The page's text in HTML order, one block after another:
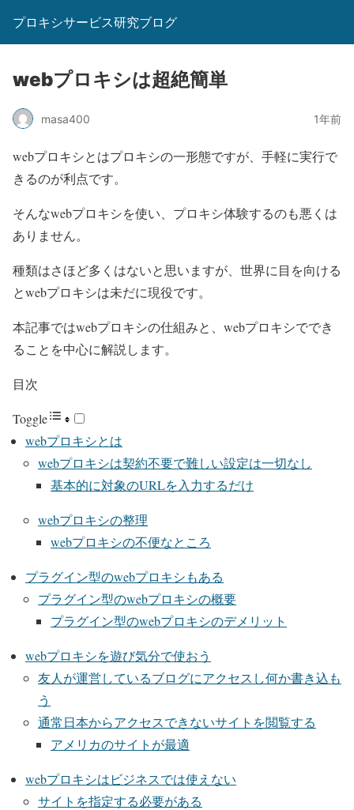
プロキシサービス研究ブログ
webプロキシは超絶簡単
masa400 1年前
webプロキシとはプロキシの一形態ですが、手軽に実行で
きるのが利点です。
そんなwebプロキシを使い、プロキシ体験するのも悪くは
ありません。
種類はさほど多くはないと思いますが、世界に目を向ける
とwebプロキシは未だに現役です。
本記事ではwebプロキシの仕組みと、webプロキシででき
ることを中心に解説します。
目次
Toggle
webプロキシとは
webプロキシは契約不要で難しい設定は一切なし
基本的に対象のURLを入力するだけ
webプロキシの整理
webプロキシの不便なところ
プラグイン型のwebプロキシもある
プラグイン型のwebプロキシの概要
プラグイン型のwebプロキシのデメリット
webプロキシを遊び気分で使おう
友人が運営しているブログにアクセスし何か書き込も
う
通常日本からアクセスできないサイトを閲覧する
アメリカのサイトが最適
webプロキシはビジネスでは使えない
サイトを指定する必要がある